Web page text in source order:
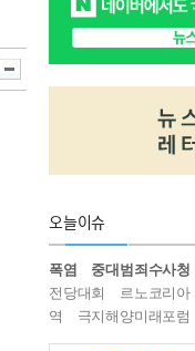
오늘이슈
폭염 중대범죄수사청
전당대회
르노코리아
역
극지해양미래포럼